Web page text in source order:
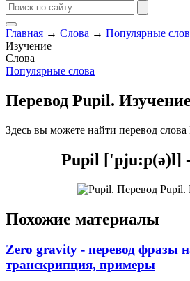
Главная → Слова → Популярные
Изучение
Слова
Популярные слова
Перевод Pupil. Изучение
Здесь вы можете найти перевод слова
Pupil ['pju:p(ə)l]
Похожие материалы
Zero gravity - перевод фразы
транскрипция, примеры